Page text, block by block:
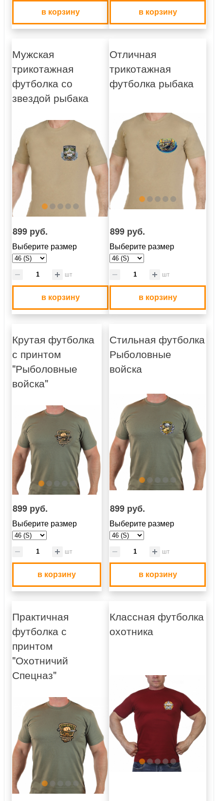
в корзину в корзину
Мужская
трикотажная
футболка со
звездой рыбака
899 руб.
Выберите размер
шт
в корзину
Отличная
трикотажная
футболка рыбака
899 руб.
Выберите размер
шт
в корзину
Крутая футболка
с принтом
"Рыболовные
войска"
899 руб.
Выберите размер
шт
в корзину
Стильная футболка
Рыболовные
войска
899 руб.
Выберите размер
шт
в корзину
Практичная
футболка с
принтом
"Охотничий
Спецназ"
Классная футболка
охотника